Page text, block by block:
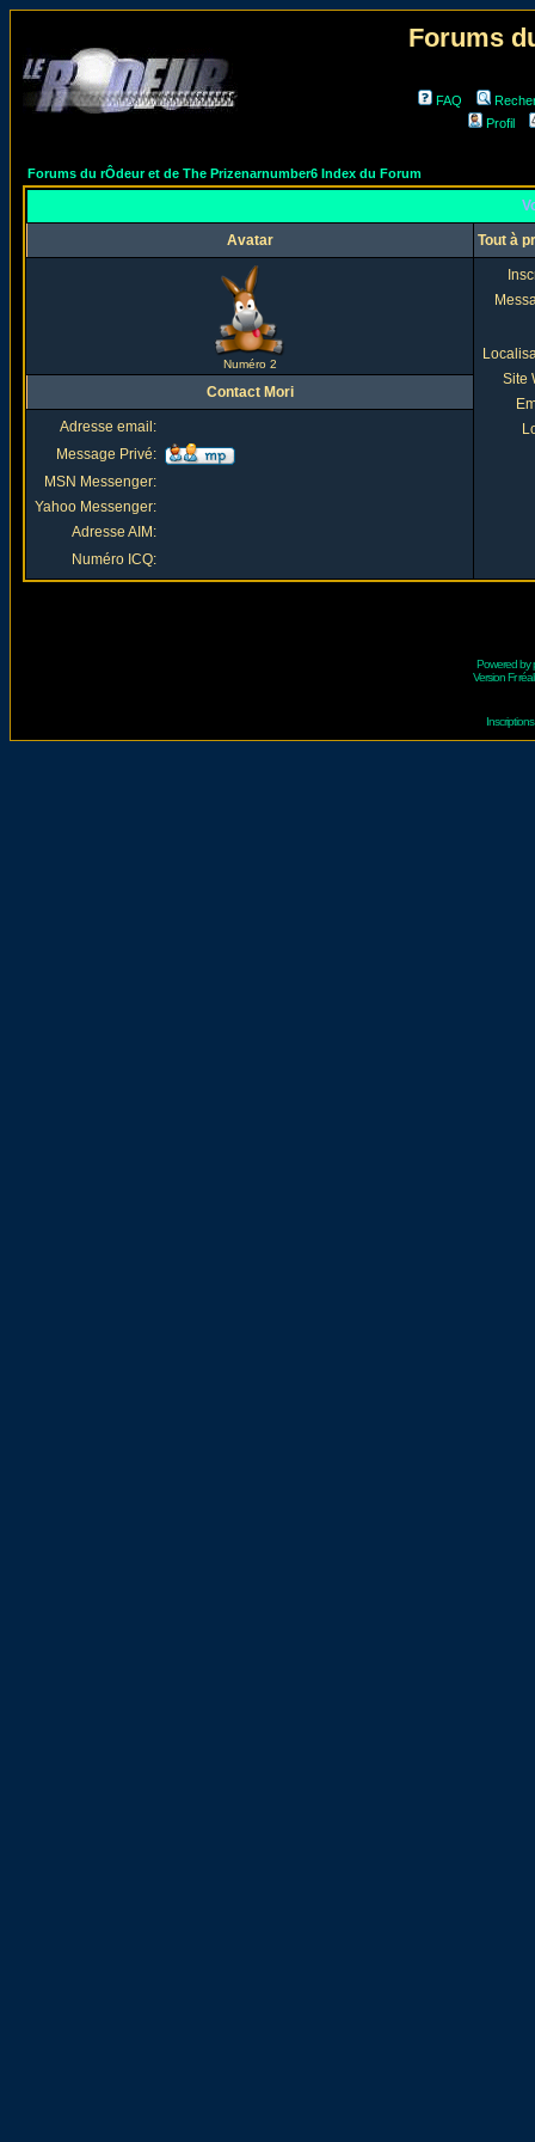
Forums
FAQ
Profil
Forums du rÔdeur et de The Prizenarnumber6 Index du Forum
Avatar Tout à
Numéro 2
Site
Contact Mori
Adresse email:
Message Privé:
MSN Messenger:
Yahoo Messenger:
Adresse AIM:
Numéro ICQ:
Powered by
Version Fr